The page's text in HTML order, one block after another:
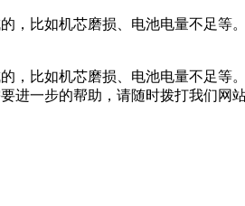
，比如机芯磨损、电池电量不足等
，比如机芯磨损、电池电量不足等
进一步的帮助，请随时拨打我们网